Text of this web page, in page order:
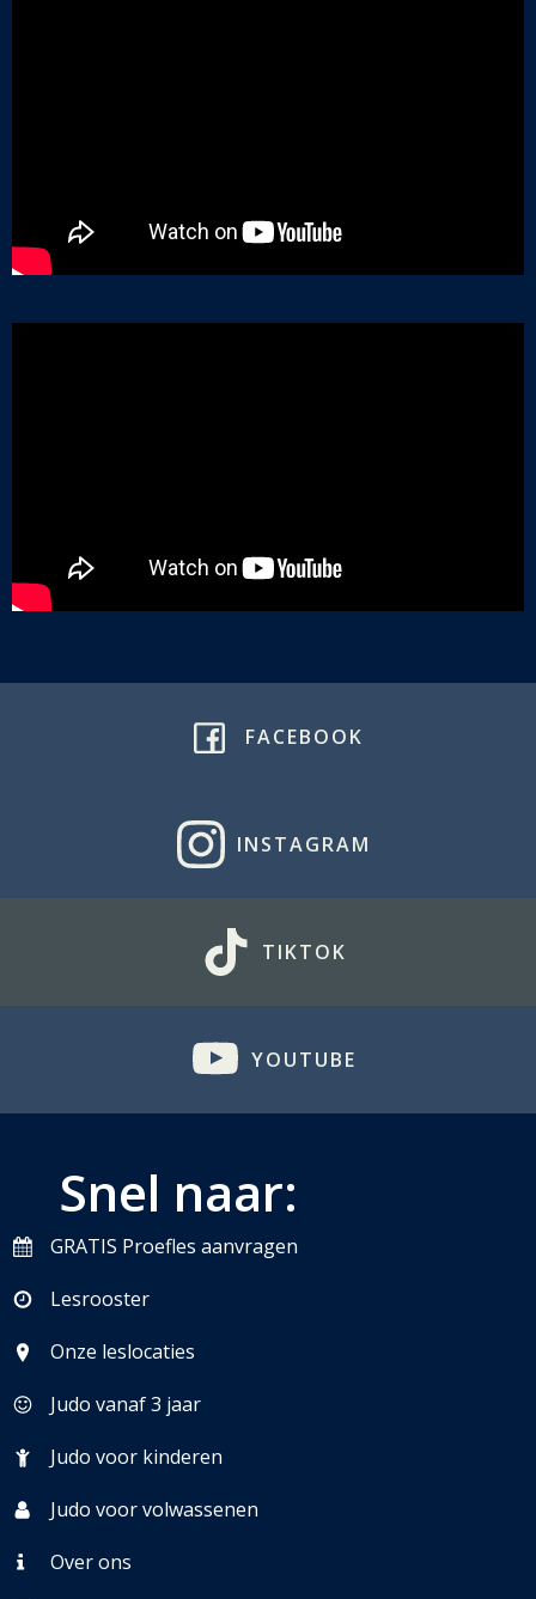
FACEBOOK
INSTAGRAM
TIKTOK
YOUTUBE
Snel naar:
GRATIS Proefles aanvragen
Lesrooster
Onze leslocaties
Judo vanaf 3 jaar
Judo voor kinderen
Judo voor volwassenen
Over ons